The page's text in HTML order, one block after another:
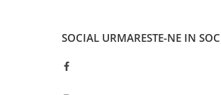
SOCIAL URMARESTE-NE IN